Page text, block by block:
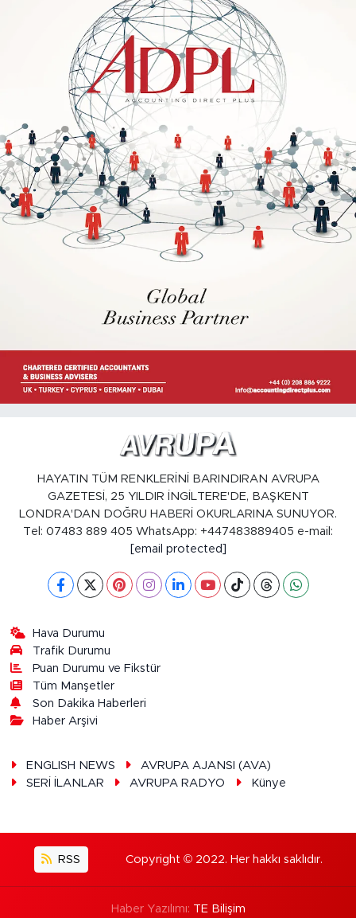
HAYATIN TÜM RENKLERİNİ BARINDIRAN AVRUPA
GAZETESİ, 25 YILDIR İNGİLTERE'DE, BAŞKENT
LONDRA'DAN DOĞRU HABERİ OKURLARINA SUNUYOR.
Tel: 07483 889 405 WhatsApp: +447483889405 e-mail:
[email protected]
Hava Durumu
Trafik Durumu
Puan Durumu ve Fikstür
Tüm Manşetler
Son Dakika Haberleri
Haber Arşivi
ENGLISH NEWS
AVRUPA AJANSI (AVA)
SERİ İLANLAR
AVRUPA RADYO Künye
RSS Copyright © 2022. Her hakkı saklıdır.
Haber Yazılımı: TE Bilişim